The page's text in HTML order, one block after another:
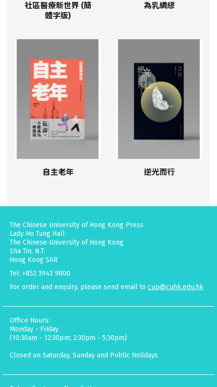
社區醫療新世界 (簡
體字版)
為乳綢繆
自主老年 逆光而行
The Chinese University of Hong Kong Press
Lady Ho Tung Hall
The Chinese University of Hong Kong
Sha Tin, N.T.
Hong Kong SAR
Tel: +852 3943 9800
For order and enquiry, please send email to cup@cuhk.edu.hk
Office Hours:
Monday - Friday
(10:30am - 12:30pm; 2:30pm - 5:30pm)
Closed on Saturday, Sunday and Public Holidays